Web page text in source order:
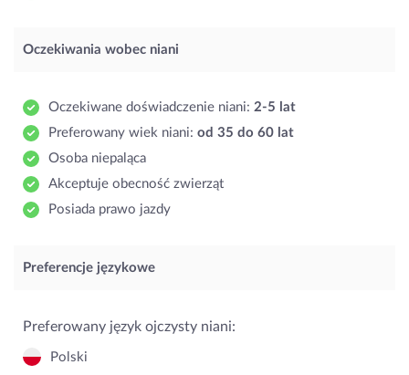
Oczekiwania wobec niani
Oczekiwane doświadczenie niani: 2-5 lat
Preferowany wiek niani: od 35 do 60 lat
Osoba niepaląca
Akceptuje obecność zwierząt
Posiada prawo jazdy
Preferencje językowe
Preferowany język ojczysty niani:
Polski